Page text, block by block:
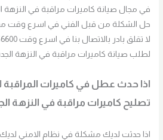
في مجال صيانة كاميرات مراقبة في النزهة
حل الشكلة من قبل الفني في اسرع وقت
لا تقلق بادر بالاتصال بنا في اسرع وقت 01024856600
لطلب صيانة كاميرات مراقبة في النزهة
اذا حدث عطل في كاميرات المراقبة
تصليح كاميرات مراقبة في النزهة
اذا حدثت لديك مشكلة في نظام الامني